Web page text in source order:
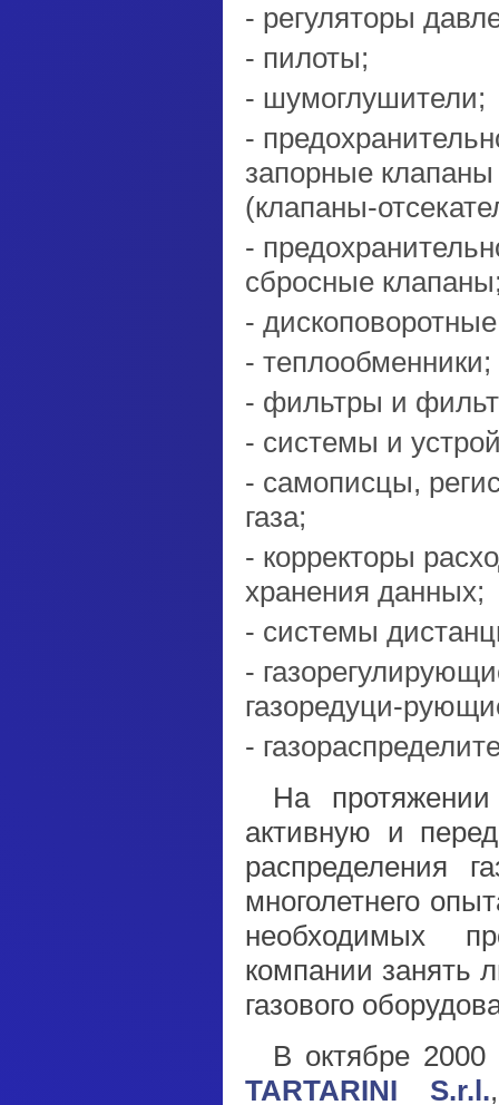
регуляторы
пилоты;
шумоглушители;
запорные клапаны
(клапаны-
сбросные
теплообменники;
фильтры и
системы и
самописцы,
газа;
корректоры
хранения данных;
системы
газоредуци-
На
активную и
распределения
многолетнего
необходимых
компании занять
газового
В октябре
TARTARINI S.r.l.